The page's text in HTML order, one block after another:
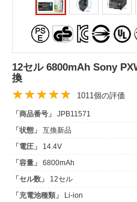
12セル 6800mAh Sony
換
1011個の評価
「商品番号」
JPB11571
「状態」
互換新品
「電圧」
14.4V
「容量」
6800mAh
「セル数」
12セル
「充電池種類」
Li-ion